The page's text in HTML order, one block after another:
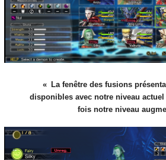
La fenêtre des fusions
disponibles avec notre niveau
fois notre niveau